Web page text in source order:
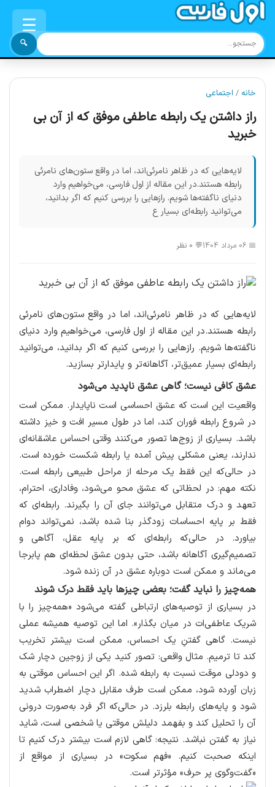
☰
🔍
خانه / اجتماعی
راز داشتن یک رابطه عاطفی موفق که از آن بی
خبرید
لایه‌هایی که در ظاهر نامرئی‌اند، اما در واقع ستون‌های نامرئی
رابطه هستند.در این مقاله از اول فارسی، می‌خواهیم وارد
دنیای ناگفته‌ها شویم. رازهایی را بررسی کنیم که اگر بدانید،
می‌توانید رابطه‌ای بسیار ع
📅 06 مرداد 1404 💬 0 نظر
لایه‌هایی که در ظاهر نامرئی‌اند، اما در واقع ستون‌های نامرئی
رابطه هستند.در این مقاله از اول فارسی، می‌خواهیم وارد دنیای
ناگفته‌ها شویم. رازهایی را بررسی کنیم که اگر بدانید، می‌توانید
رابطه‌ای بسیار عمیق‌تر، آگاهانه‌تر و پایدارتر بسازید.
عشق کافی نیست؛ گاهی عشق ناپدید می‌شود
واقعیت این است که عشق احساسی است ناپایدار. ممکن است
در شروع رابطه فوران کند، اما در طول مسیر افت و خیز داشته
باشد. بسیاری از زوج‌ها تصور می‌کنند وقتی احساس عاشقانه‌ای
ندارند، یعنی مشکلی پیش آمده یا رابطه شکست خورده است.
در حالی‌که این فقط یک مرحله از مراحل طبیعی رابطه است.
نکته مهم: در لحظاتی که عشق محو می‌شود، وفاداری، احترام،
تعهد و درک متقابل می‌توانند جای آن را بگیرند. رابطه‌ای که
فقط بر پایه احساسات زودگذر بنا شده باشد، نمی‌تواند دوام
بیاورد. در حالی‌که رابطه‌ای که بر پایه عقل، آگاهی و
تصمیم‌گیری‌ آگاهانه باشد، حتی بدون عشق لحظه‌ای هم پابرجا
می‌ماند و ممکن است دوباره عشق در آن زنده شود.
همه‌چیز را نباید گفت؛ بعضی چیزها باید فقط درک شوند
در بسیاری از توصیه‌های ارتباطی گفته می‌شود «همه‌چیز را با
شریک عاطفی‌ات در میان بگذار». اما این توصیه همیشه عملی
نیست. گاهی گفتنِ یک احساس، ممکن است بیشتر تخریب
کند تا ترمیم. مثال واقعی: تصور کنید یکی از زوجین دچار شک
و دودلی موقت نسبت به رابطه شده. اگر این احساس موقتی به
زبان آورده شود، ممکن است طرف مقابل دچار اضطراب شدید
شود و پایه‌های رابطه بلرزد. در حالی‌که اگر فرد به‌صورت درونی
آن را تحلیل کند و بفهمد دلیلش موقتی یا شخصی است، شاید
نیاز به گفتن نباشد. نتیجه: گاهی لازم است بیشتر درک کنیم تا
اینکه صحبت کنیم. «فهم سکوت» در بسیاری از مواقع از
«گفت‌وگوی پر حرف» مؤثرتر است.